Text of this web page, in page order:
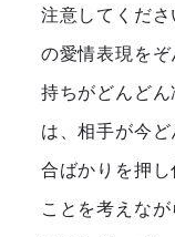
注意してくだ
の愛情表現を
持ちがどんど
は、相手が今
合ばかりを押
ことを考えな